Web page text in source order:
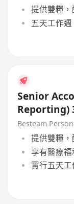
提供雙糧
五天工作週
Senior
Reporting)
Besteam
提供雙糧
享有醫療福
實行五天工